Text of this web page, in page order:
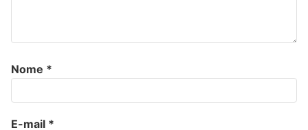
Nome *
E-mail *